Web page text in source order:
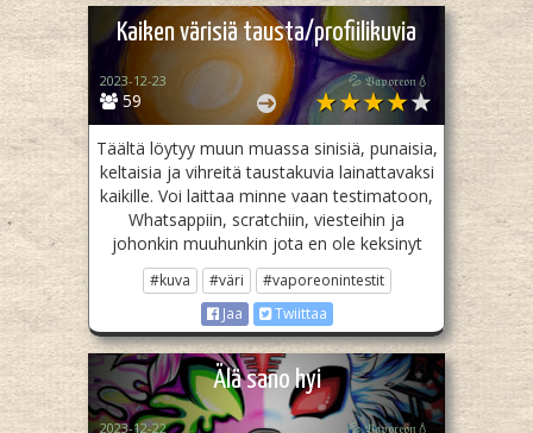
Kaiken värisiä tausta/profiilikuvia
59
2023-12-23 💦 𝔙𝔞𝔭𝔬𝔯𝔢𝔬𝔫💧
Täältä löytyy muun muassa sinisiä, punaisia,
keltaisia ja vihreitä taustakuvia lainattavaksi
kaikille. Voi laittaa minne vaan testimatoon,
Whatsappiin, scratchiin, viesteihin ja
johonkin muuhunkin jota en ole keksinyt
#kuva #väri
#vaporeonintestit
Jaa
Twiittaa
Älä sano hyi
2023-12-22 💦 𝔙𝔞𝔭𝔬𝔯𝔢𝔬𝔫💧